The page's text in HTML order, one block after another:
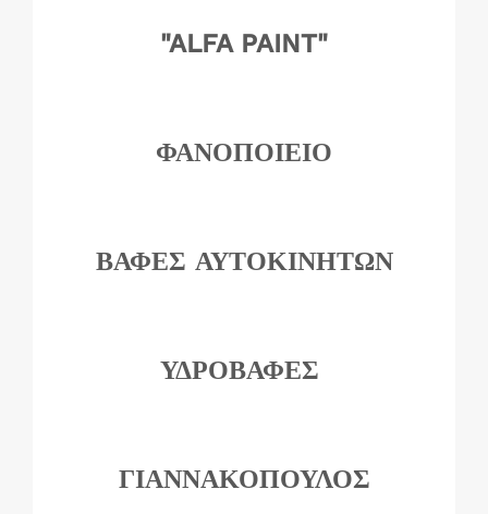
"ALFA PAINT"
ΦΑΝΟΠΟΙΕΙΟ
ΒΑΦΕΣ ΑΥΤΟΚΙΝΗΤΩΝ
ΥΔΡΟΒΑΦΕΣ
ΓΙΑΝΝΑΚΟΠΟΥΛΟΣ